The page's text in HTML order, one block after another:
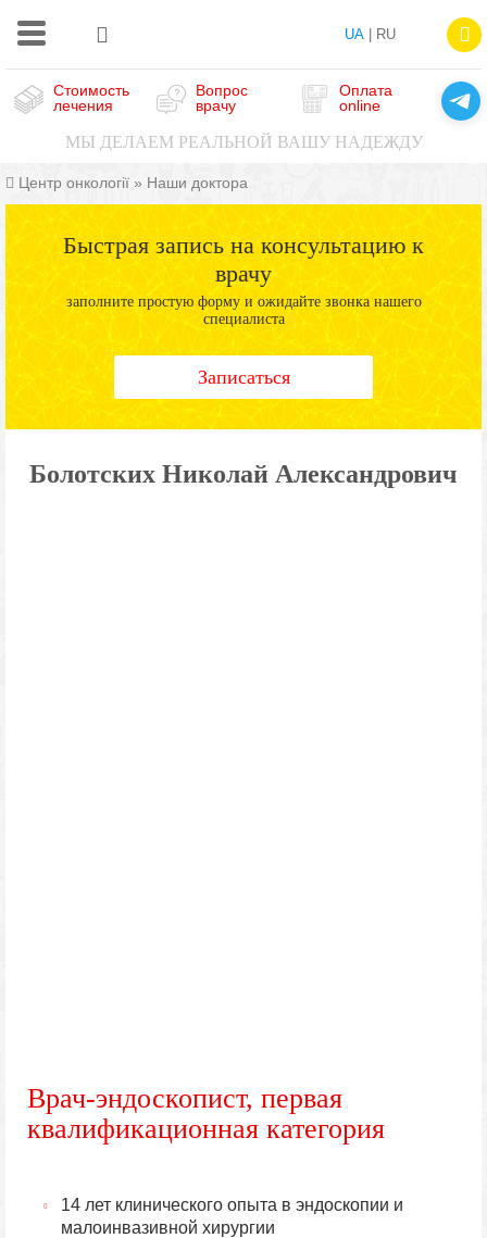
UA| RU
Стоимость
лечения
Вопрос
врачу
Оплата
online
МЫ ДЕЛАЕМ РЕАЛЬНОЙ ВАШУ НАДЕЖДУ
Центр онкології » Наши доктора
Быстрая запись на консультацию к
врачу
заполните простую форму и ожидайте звонка нашего
специалиста
Записаться
Болотских Николай Александрович
Врач-эндоскопист, первая
квалификационная категория
14 лет клинического опыта в эндоскопии и
малоинвазивной хирургии